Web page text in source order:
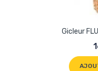
Gicleur